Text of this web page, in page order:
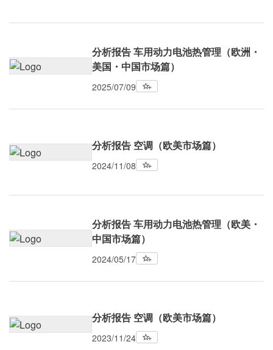
分析报告 车用动力电池热管理（欧洲・
美国・中国市场篇）
2025/07/09
分析报告 空调（欧美市场篇）
2024/11/08
分析报告 车用动力电池热管理（欧美・
中国市场篇）
2024/05/17
分析报告 空调（欧美市场篇）
2023/11/24